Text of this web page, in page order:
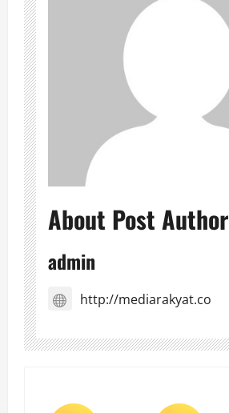
About Post Author
admin
http://mediarakyat.co